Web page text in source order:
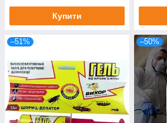
Купити
–51% –50%